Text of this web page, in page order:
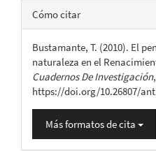
Detalles
del
artículo
Cómo citar
Bustamante, T. (2010). El
naturaleza en el
Cuadernos De Investigación
https://doi.org/10.26807/
Más formatos de cita